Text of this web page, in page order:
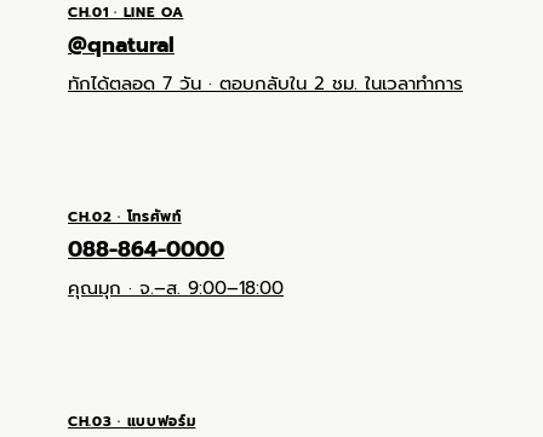
CH.01 · LINE OA
@qnatural
ทักได้ตลอด 7 วัน · ตอบกลับใน 2 ชม. ในเวลาทำการ
CH.02 · โทรศัพท์
088-864-0000
คุณมุก · จ.–ส. 9:00–18:00
CH.03 · แบบฟอร์ม